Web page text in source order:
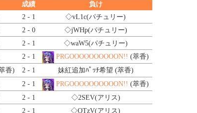
成績 負け
2 - 1 ◇vL1c(パチュリー)
2 - 0 ◇jWHp(パチュリー)
2 - 1 ◇waW5(パチュリー)
2 - 1 PRGOOOOOOOOOON!! (萃香)
香) 2 - 1 妹紅追加ﾊﾟｯﾁ希望 (萃香)
2 - 1 PRGOOOOOOOOOON!! (萃香)
2 - 1 ◇2SEV(アリス)
2 - 1 ◇OTzV(アリス)